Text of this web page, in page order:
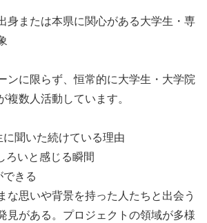
身または本県に関心がある大学生・専
ンに限らず、恒常的に大学生・大学院
複数人活動しています。
聞いた続けている理由
ろいと感じる瞬間
きる
な思いや背景を持った人たちと出会う
見がある。プロジェクトの領域が多様